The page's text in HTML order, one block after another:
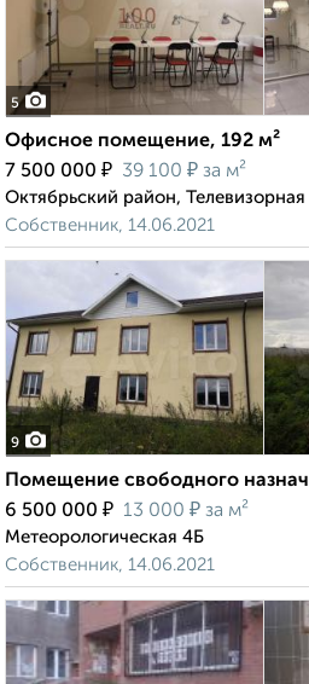
5
Офисное помещение, 192 м²
7 500 000 ₽ 39 100 ₽ за м²
Октябрьский район, Телевизорная
Собственник, 14.06.2021
9
Помещение свободного
6 500 000 ₽ 13 000 ₽ за м²
Метеорологическая 4Б
Собственник, 14.06.2021